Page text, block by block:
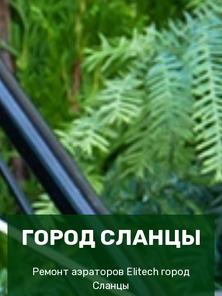
ГОРОД СЛАНЦЫ
Ремонт аэраторов Elitech город
Сланцы